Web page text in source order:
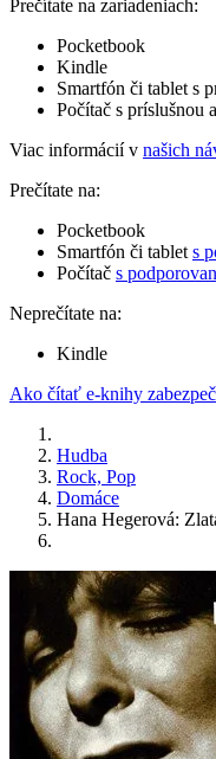
Prečítate na zariadeniach:
Pocketbook
Kindle
Smartfón či tablet s
Počítač s príslušnou
Viac informácií v našich
Prečítate na:
Pocketbook
Smartfón či tablet s
Počítač s
Neprečítate na:
Kindle
Ako čítať e-knihy
Hudba
Rock, Pop
Domáce
Hana Hegerová: